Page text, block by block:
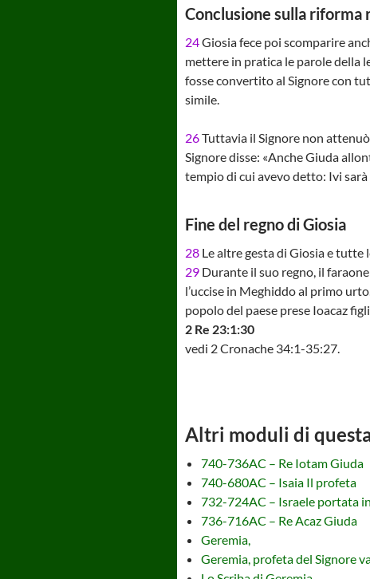
Conclusione sulla riforma
24Giosia fece poi scomparire
mettere in pratica le parole della
fosse convertito al Signore con
simile.
26Tuttavia il Signore non
Signore disse: «Anche Giuda
tempio di cui avevo detto: Ivi sarà
Fine del regno di Giosia
28 Le altre gesta di Giosia e tutte
29 Durante il suo regno, il
l’uccise in Meghiddo al primo
popolo del paese prese Ioacaz
2 Re 23:1:30
vedi 2 Cronache 34:1-35:27.
Altri moduli di
740-736AC – Re Iotam Giuda
740-680AC – Isaia Il profeta
732-724AC – Israele portata
736-716AC – Re Acaz Giuda
Geremia,
Geremia, profeta del Signore